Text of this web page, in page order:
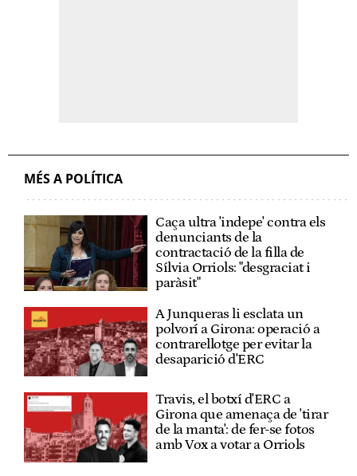
MÉS A POLÍTICA
Caça ultra 'indepe' contra els
denunciants de la
contractació de la filla de
Sílvia Orriols: "desgraciat i
paràsit"
A Junqueras li esclata un
polvorí a Girona: operació a
contrarellotge per evitar la
desaparició d'ERC
Travis, el botxí d'ERC a
Girona que amenaça de 'tirar
de la manta': de fer-se fotos
amb Vox a votar a Orriols